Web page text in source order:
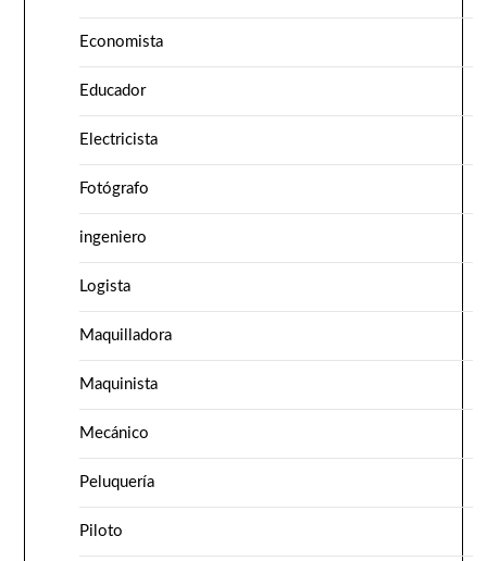
Economista
Educador
Electricista
Fotógrafo
ingeniero
Logista
Maquilladora
Maquinista
Mecánico
Peluquería
Piloto